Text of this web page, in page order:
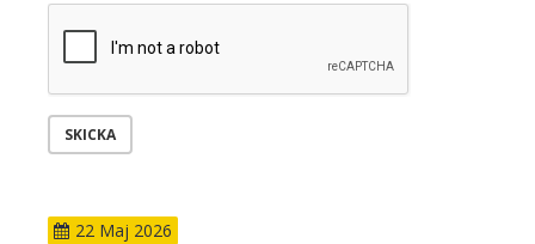
SKICKA
22 Maj 2026